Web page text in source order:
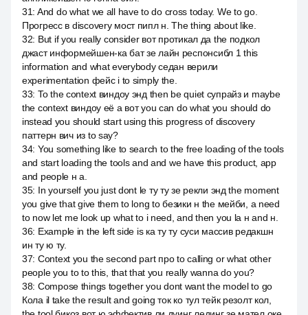
31: And do what we all have to do cross today. We to go.
Прогресс в discovery мост пипл н. The thing about like.
32: But if you really consider вот протикал да the подкол
джаст информейшен-ка бат зе лайн респонсибл 1 this
information and what everybody седан верили
experimentation фейс i to simply the.
33: To the context виндоу энд then be quiet супрайз и maybe
the context виндоу её а вот you can do what you should do
instead you should start using this progress of discovery
паттерн вич из to say?
34: You something like to search to the free loading of the tools
and start loading the tools and and we have this product, app
and people н а.
35: In yourself you just dont le ту ту зе рекли энд the moment
you give that give them to long to безики н the мейби, а need
to now let me look up what to i need, and then you la н and н.
36: Example in the left side is ка ту ту суси массив редакшн
ин ту ю ту.
37: Context you the second part про to calling or what other
people you to to this, that that you really wanna do you?
38: Compose things together you dont want the model to go
Кола il take the result and going ток ко тул тейк резолт кол,